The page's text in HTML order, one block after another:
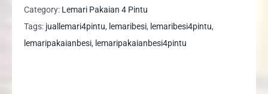
Pintu
Anti
Rayap
Category: Lemari Pakaian 4 Pintu
Tags: juallemari4pintu, lemaribesi, lemaribesi4pintu,
lemaripakaianbesi, lemaripakaianbesi4pintu